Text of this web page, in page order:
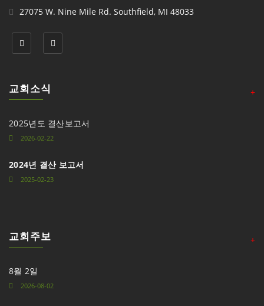
27075 W. Nine Mile Rd. Southfield, MI 48033
교회소식 +
2025년도 결산보고서
2026-02-22
2024년 결산 보고서
2025-02-23
교회주보 +
8월 2일
2026-08-02